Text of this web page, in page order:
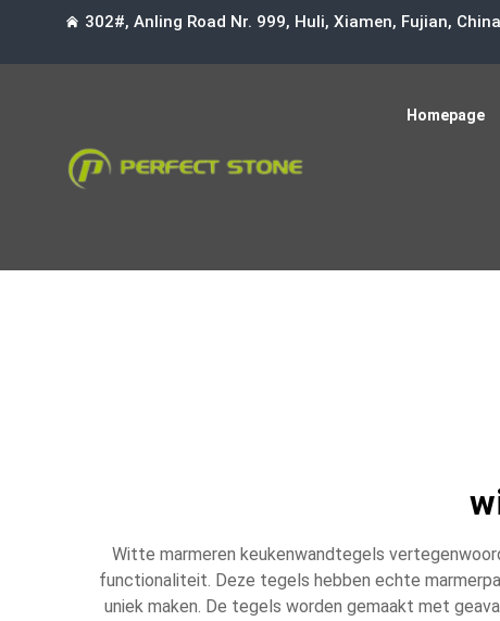
302#, Anling Road Nr. 999, Huli, Xiamen, Fujian,
Homepage
Witte marmeren keukenwandtegels
functionaliteit. Deze tegels hebben echte
uniek maken. De tegels worden gemaakt met